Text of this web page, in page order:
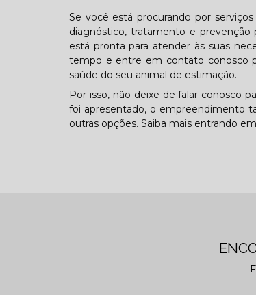
Se você está procurando por
diagnóstico, tratamento e prevenção
está pronta para atender às suas
tempo e entre em contato conosco
saúde do seu animal de estimação.
Por isso, não deixe de falar conosco
foi apresentado, o empreendimento
outras opções. Saiba mais entrando